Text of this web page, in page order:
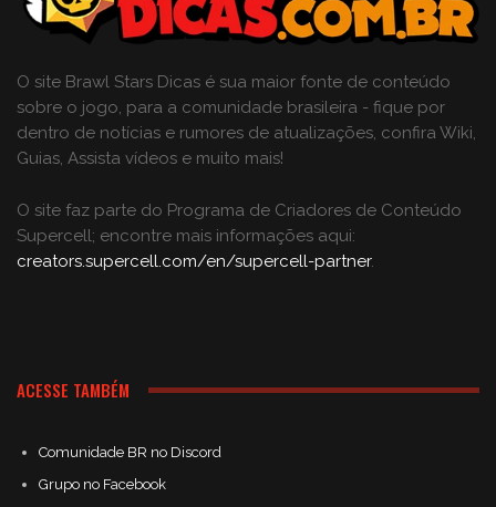
O site Brawl Stars Dicas é sua maior fonte de conteúdo
sobre o jogo, para a comunidade brasileira - fique por
dentro de notícias e rumores de atualizações, confira Wiki,
Guias, Assista vídeos e muito mais!
O site faz parte do Programa de Criadores de Conteúdo
Supercell; encontre mais informações aqui:
creators.supercell.com/en/supercell-partner.
ACESSE TAMBÉM
Comunidade BR no Discord
Grupo no Facebook